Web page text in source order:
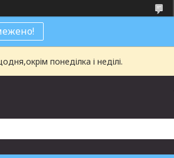
понеділка і неділі.